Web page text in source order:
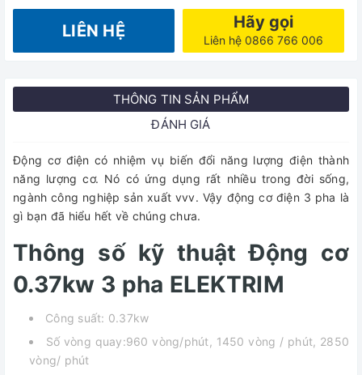
LIÊN HỆ Hãy gọi
Liên hệ 0866 766 006
THÔNG TIN SẢN PHẨM
ĐÁNH GIÁ
Động cơ điện có nhiệm vụ biến đổi năng lượng điện thành
năng lượng cơ. Nó có ứng dụng rất nhiều trong đời sống,
ngành công nghiệp sản xuất vvv. Vậy động cơ điện 3 pha là
gì bạn đã hiểu hết về chúng chưa.
Thông số kỹ thuật Động cơ
0.37kw 3 pha ELEKTRIM
Công suất: 0.37kw
Số vòng quay:960 vòng/phút, 1450 vòng / phút, 2850
vòng/ phút